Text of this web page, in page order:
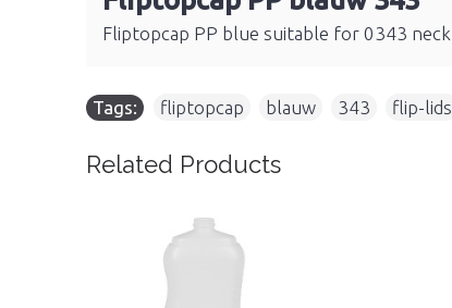
Fliptopcap PP blue suitable for 0343 neck
Tags: fliptopcap blauw 343 flip-lids
Related Products